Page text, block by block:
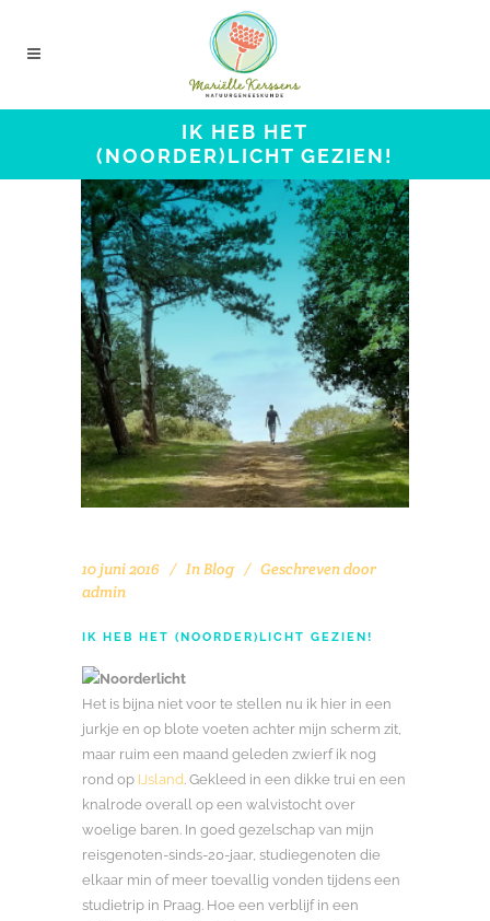
IK HEB HET
(NOORDER)LICHT GEZIEN!
10 juni 2016 In Blog
Geschreven door
admin
IK HEB HET (NOORDER)LICHT GEZIEN!
Het is bijna niet voor te stellen nu ik hier in een
jurkje en op blote voeten achter mijn scherm zit,
maar ruim een maand geleden zwierf ik nog
rond op IJsland. Gekleed in een dikke trui en een
knalrode overall op een walvistocht over
woelige baren. In goed gezelschap van mijn
reisgenoten-sinds-20-jaar, studiegenoten die
elkaar min of meer toevallig vonden tijdens een
studietrip in Praag. Hoe een verblijf in een